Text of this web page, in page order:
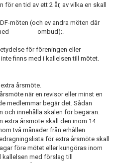
en tid av ett 2 år, av vilka en skall
möten (och ev andra möten där
med ombud);.
för föreningen eller
finns med i kallelsen till mötet.
årsmöte.
när en revisor eller minst en
medlemmar begär det. Sådan
innehålla skälen för begäran.
extra årsmöte skall den inom 14
två månader från erhållen
för extra årsmöte skall
före mötet eller kungöras inom
med förslag till